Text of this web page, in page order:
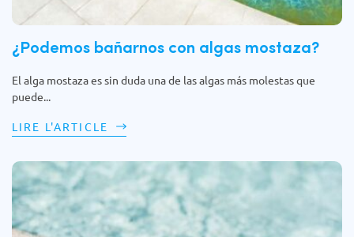
¿Podemos bañarnos con algas mostaza?
El alga mostaza es sin duda una de las algas más molestas que
puede...
LIRE L'ARTICLE